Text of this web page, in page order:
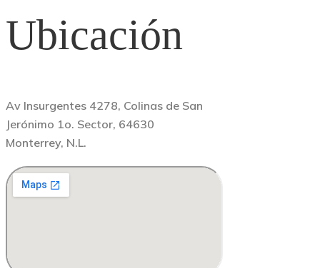
Ubicación
Av Insurgentes 4278, Colinas de San
Jerónimo 1o. Sector, 64630
Monterrey, N.L.